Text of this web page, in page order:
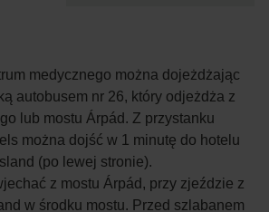
medycznego można dojeżdżając
autobusem nr 26, który odjeżdża z
lub mostu Árpád. Z przystanku
można dojść w 1 minutę do hotelu
(po lewej stronie).
z mostu Árpád, przy zjeździe z
w środku mostu. Przed szlabanem